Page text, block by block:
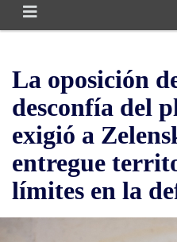
La oposición
desconfía del
exigió a
entregue
límites en la